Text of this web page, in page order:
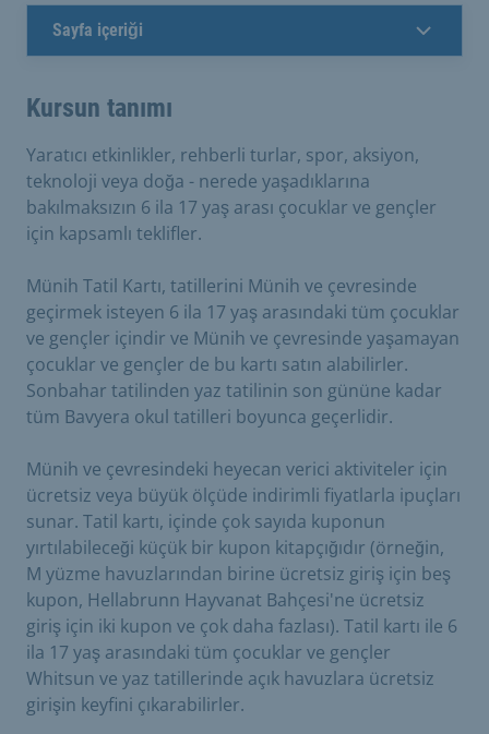
Sayfa içeriği
Kursun tanımı
Yaratıcı etkinlikler, rehberli turlar, spor, aksiyon,
teknoloji veya doğa - nerede yaşadıklarına
bakılmaksızın 6 ila 17 yaş arası çocuklar ve gençler
için kapsamlı teklifler.
Münih Tatil Kartı, tatillerini Münih ve çevresinde
geçirmek isteyen 6 ila 17 yaş arasındaki tüm çocuklar
ve gençler içindir ve Münih ve çevresinde yaşamayan
çocuklar ve gençler de bu kartı satın alabilirler.
Sonbahar tatilinden yaz tatilinin son gününe kadar
tüm Bavyera okul tatilleri boyunca geçerlidir.
Münih ve çevresindeki heyecan verici aktiviteler için
ücretsiz veya büyük ölçüde indirimli fiyatlarla ipuçları
sunar. Tatil kartı, içinde çok sayıda kuponun
yırtılabileceği küçük bir kupon kitapçığıdır (örneğin,
M yüzme havuzlarından birine ücretsiz giriş için beş
kupon, Hellabrunn Hayvanat Bahçesi'ne ücretsiz
giriş için iki kupon ve çok daha fazlası). Tatil kartı ile 6
ila 17 yaş arasındaki tüm çocuklar ve gençler
Whitsun ve yaz tatillerinde açık havuzlara ücretsiz
girişin keyfini çıkarabilirler.